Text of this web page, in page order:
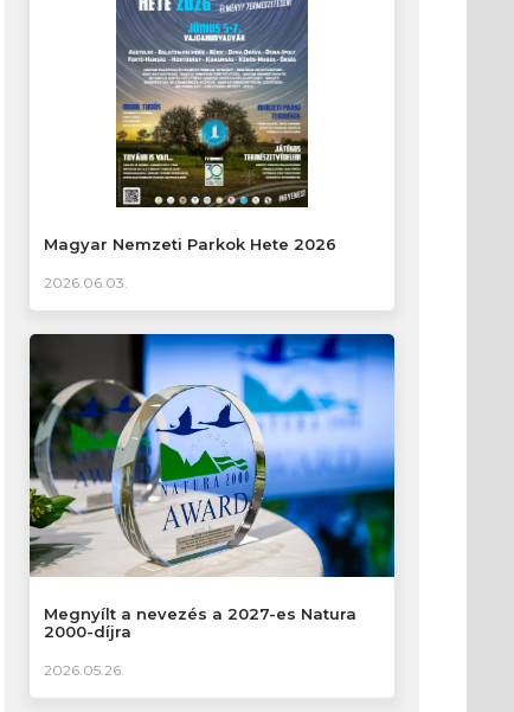
Magyar Nemzeti Parkok Hete 2026
2026.06.03.
Megnyílt a nevezés a 2027-es Natura
2000-díjra
2026.05.26.